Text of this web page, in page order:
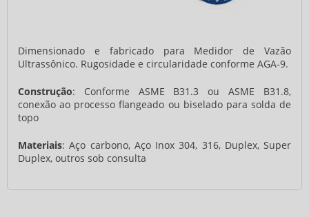
Dimensionado e fabricado para Medidor de Vazão
Ultrassônico. Rugosidade e circularidade conforme AGA-9.
Construção: Conforme ASME B31.3 ou ASME B31.8,
conexão ao processo flangeado ou biselado para solda de
topo
Materiais: Aço carbono, Aço Inox 304, 316, Duplex, Super
Duplex, outros sob consulta